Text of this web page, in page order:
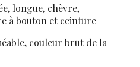
longue, chèvre,
à bouton et ceinture
couleur brut de la